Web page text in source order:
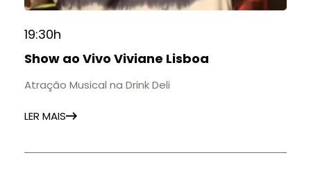
19:30h
Show ao Vivo Viviane Lisboa
Atração Musical na Drink Deli
LER MAIS